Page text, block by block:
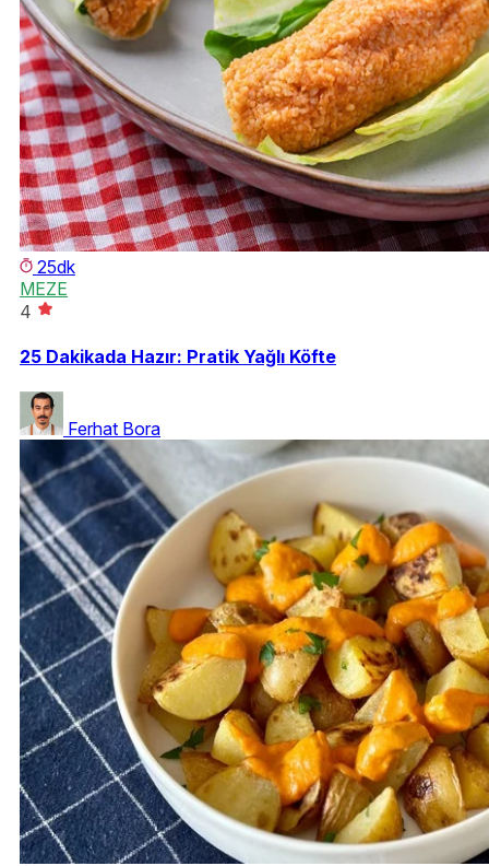
25dk
MEZE
4
25 Dakikada Hazır: Pratik Yağlı Köfte
Ferhat Bora